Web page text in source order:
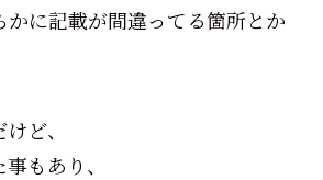
かに記載が間違ってる箇所とか
ど、
もあり、